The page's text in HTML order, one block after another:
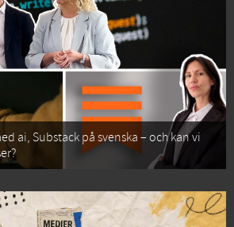
ai, Substack på svenska – och kan vi